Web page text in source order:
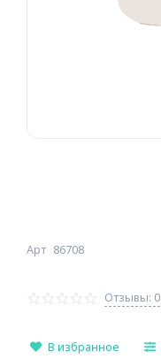
Арт 86708
Отзывы: 0
В избранное